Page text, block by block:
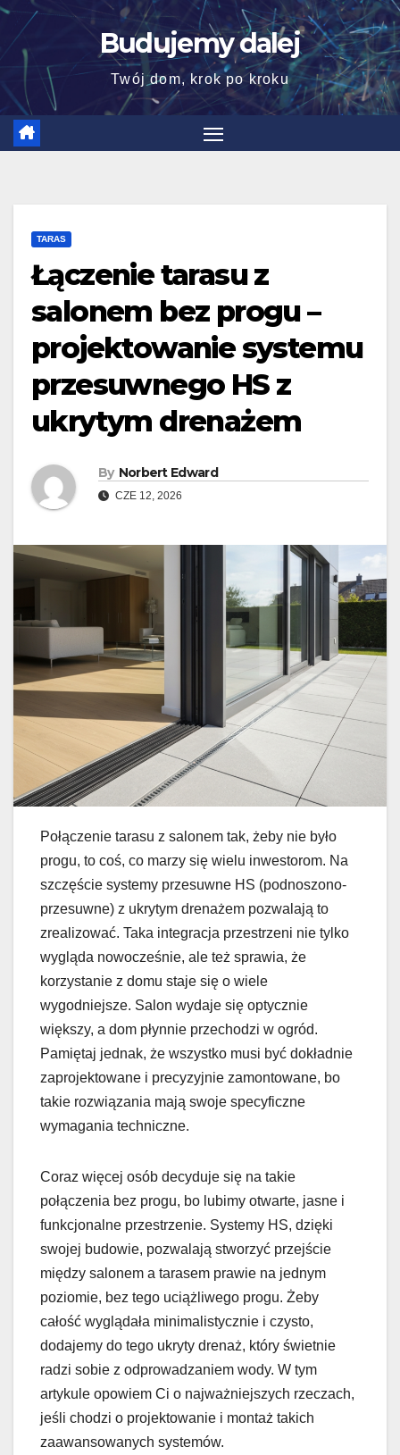
Skip
content
Budujemy dalej
Twój dom, krok po kroku
TARAS
Łączenie tarasu z
salonem bez progu –
projektowanie systemu
przesuwnego HS z
ukrytym drenażem
By Norbert Edward
CZE 12, 2026
Połączenie tarasu z salonem tak, żeby nie było
progu, to coś, co marzy się wielu inwestorom. Na
szczęście systemy przesuwne HS (podnoszono-
przesuwne) z ukrytym drenażem pozwalają to
zrealizować. Taka integracja przestrzeni nie tylko
wygląda nowocześnie, ale też sprawia, że
korzystanie z domu staje się o wiele
wygodniejsze. Salon wydaje się optycznie
większy, a dom płynnie przechodzi w ogród.
Pamiętaj jednak, że wszystko musi być dokładnie
zaprojektowane i precyzyjnie zamontowane, bo
takie rozwiązania mają swoje specyficzne
wymagania techniczne.
Coraz więcej osób decyduje się na takie
połączenia bez progu, bo lubimy otwarte, jasne i
funkcjonalne przestrzenie. Systemy HS, dzięki
swojej budowie, pozwalają stworzyć przejście
między salonem a tarasem prawie na jednym
poziomie, bez tego uciążliwego progu. Żeby
całość wyglądała minimalistycznie i czysto,
dodajemy do tego ukryty drenaż, który świetnie
radzi sobie z odprowadzaniem wody. W tym
artykule opowiem Ci o najważniejszych rzeczach,
jeśli chodzi o projektowanie i montaż takich
zaawansowanych systemów.